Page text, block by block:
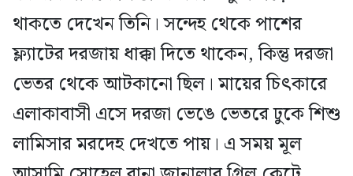
থাকতে দেখেন তিনি। সন্দেহ থেকে পাশের
ফ্ল্যাটের দরজায় ধাক্কা দিতে থাকেন, কিন্তু দরজা
ভেতর থেকে আটকানো ছিল। মায়ের চিৎকারে
এলাকাবাসী এসে দরজা ভেঙে ভেতরে ঢুকে শিশু
লামিসার মরদেহ দেখতে পায়। এ সময় মূল